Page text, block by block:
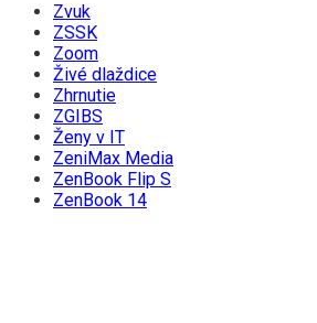
Zvuk
ZSSK
Zoom
Živé dlaždice
Zhrnutie
ZGIBS
Ženy v IT
ZeniMax Media
ZenBook Flip S
ZenBook 14